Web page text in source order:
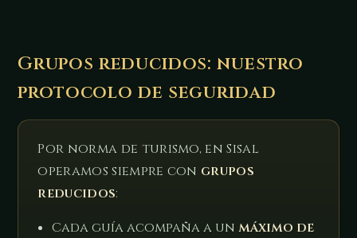
Grupos reducidos: nuestro
protocolo de seguridad
Por norma de turismo, en Sisal
operamos siempre con grupos
reducidos:
Cada guía acompaña a un máximo de